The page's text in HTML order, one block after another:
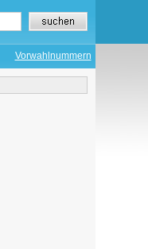
Vorwahlnummern